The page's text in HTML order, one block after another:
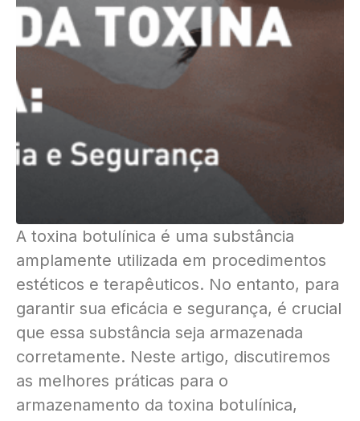
A toxina botulínica é uma substância
amplamente utilizada em procedimentos
estéticos e terapêuticos. No entanto, para
garantir sua eficácia e segurança, é crucial
que essa substância seja armazenada
corretamente. Neste artigo, discutiremos
as melhores práticas para o
armazenamento da toxina botulínica,